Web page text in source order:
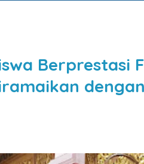
Berprestasi